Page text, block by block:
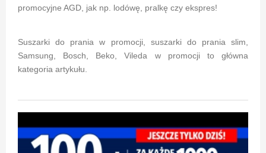
promocyjne AGD, jak np. lodówę, pralkę czy ekspres!
Suszarki do prania w promocji, suszarki do prania slim,
Samsung, Bosch, Beko, Vileda w promocji to główna
kategoria artykułu.